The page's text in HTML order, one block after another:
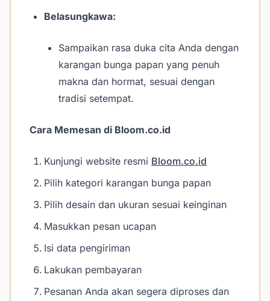
Belasungkawa:
Sampaikan rasa duka cita Anda dengan
karangan bunga papan yang penuh
makna dan hormat, sesuai dengan
tradisi setempat.
Cara Memesan di Bloom.co.id
Kunjungi website resmi Bloom.co.id
Pilih kategori karangan bunga papan
Pilih desain dan ukuran sesuai keinginan
Masukkan pesan ucapan
Isi data pengiriman
Lakukan pembayaran
Pesanan Anda akan segera diproses dan